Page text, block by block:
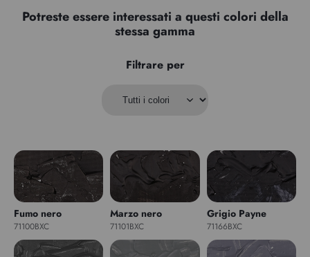
Potreste essere interessati a questi colori della
stessa gamma
Filtrare per
Fumo nero
71100BXC
Marzo nero
71101BXC
Grigio Payne
71166BXC